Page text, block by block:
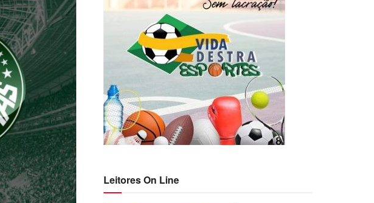
Leitores On Line